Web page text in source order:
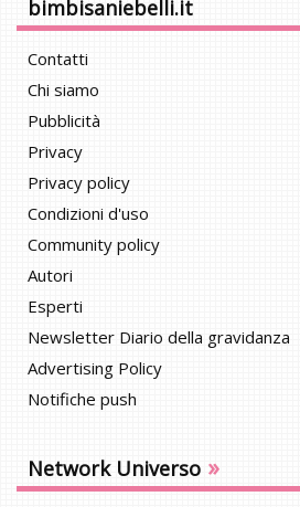
bimbisaniebelli.it
Contatti
Chi siamo
Pubblicità
Privacy
Privacy policy
Condizioni d'uso
Community policy
Autori
Esperti
Newsletter Diario della gravidanza
Advertising Policy
Notifiche push
Network Universo »